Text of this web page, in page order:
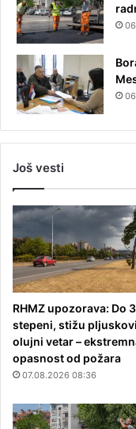
Još vesti
RHMZ upozorava: Do
stepeni, stižu
olujni vetar –
opasnost od požara
07.08.2026 08:36